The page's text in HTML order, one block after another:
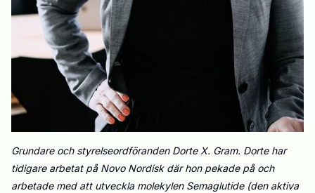
Grundare och styrelseordföranden Dorte X. Gram. Dorte har
tidigare arbetat på Novo Nordisk där hon pekade på och
arbetade med att utveckla molekylen Semaglutide (den aktiva